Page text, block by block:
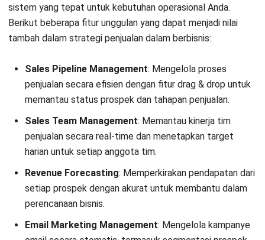
CRM
Desty Omnichannel: Review Lengkap
untuk Seller Indonesia
20 KPI Customer Service yang Wajib